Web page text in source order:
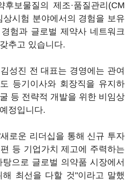
보물질의 제조·품질관리(CM
시험 분야에서의 경험을 보유
험과 글로벌 제약사 네트워크
추고 있습니다.
성진 전 대표는 경영에는 관여
등기이사와 회장직을 유지하
등 전략적 개발을 위한 비임상
정입니다.
로운 리더십을 통해 신규 투자
등 기업가치 제고에 주력하는
으로 글로벌 의약품 시장에서
최선을 다할 것"이라고 말했